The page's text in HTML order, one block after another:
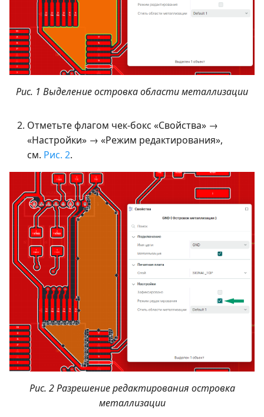
Рис. 1 Выделение островка области металлизации
Отметьте флагом чек-бокс «Свойства» →
«Настройки» → «Режим редактирования»,
см. Рис. 2.
Рис. 2 Разрешение редактирования островка
металлизации